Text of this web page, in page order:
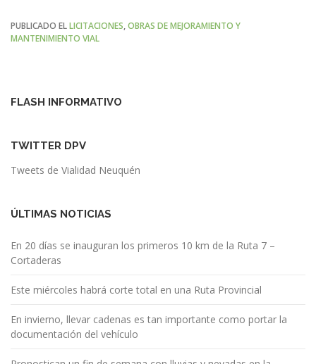
PUBLICADO ELLICITACIONES,OBRAS DE MEJORAMIENTO Y
MANTENIMIENTO VIAL
FLASH INFORMATIVO
TWITTER DPV
Tweets de Vialidad Neuquén
ÚLTIMAS NOTICIAS
En 20 días se inauguran los primeros 10 km de la Ruta 7 –
Cortaderas
Este miércoles habrá corte total en una Ruta Provincial
En invierno, llevar cadenas es tan importante como portar la
documentación del vehículo